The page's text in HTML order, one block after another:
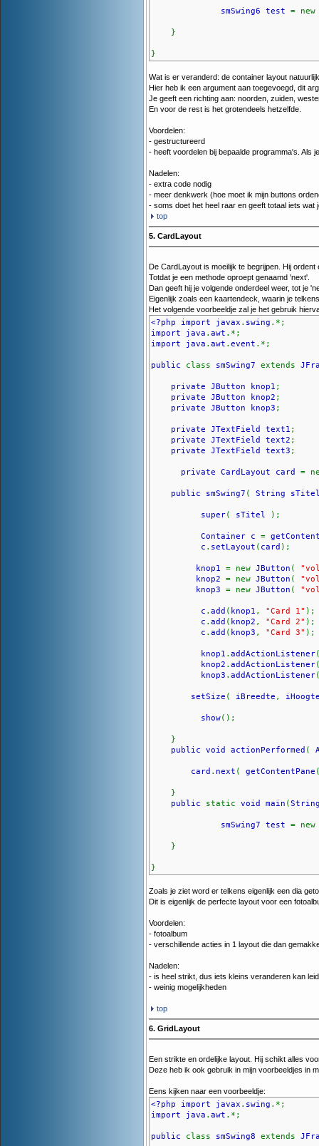
smSwing6 test =
}
}
Wat is er veranderd: de container layout
Hier heb ik een argument aan toegevoegd, dit
Je geeft een richting aan: noorden, zuiden,
En voor de rest is het grotendeels hetzelfde.
Voordelen:
- gestructureerd
- heeft voordelen bij bepaalde programma's. Als
Nadelen:
- extra code nodig
- meer denkwerk (hoe moet ik mijn buttons
- soms doet het heel raar en geeft totaal iets wat
top
5. CardLayout
De CardLayout is moeilijk te begrijpen. Hij
Totdat je een methode oproept genaamd 'next'.
Dan geeft hij je volgende onderdeel weer, tot je
Eigenlijk zoals een kaartendeck, waarin je
Het volgende voorbeeldje zal je het gebruik
<?php import javax . swing .*;
import java . awt .*;
import java . awt . event .*;
public class smSwing7 extends
private JButton knop1 ;
private JButton knop2 ;
private JButton knop3 ;
private JTextField text1 ;
private JTextField text2 ;
private JTextField text3 ;
private CardLayout card =
public smSwing7 ( String
super( sTitel );
Container c =
c . setLayout ( card );
knop1 = new JButton (
knop2 = new JButton (
knop3 = new JButton (
c . add ( knop1 , "Card 1" );
c . add ( knop2 , "Card 2" );
c . add ( knop3 , "Card 3" );
knop1 . addActionListener
knop2 . addActionListener
knop3 . addActionListener
setSize ( iBreedte ,
show();
}
public void actionPerformed (
card . next ( getContentPane
}
public static void main (
smSwing7 test =
}
}
Zoals je ziet word er telkens eigenlijk een dia
Dit is eigenlijk de perfecte layout voor een
Voordelen:
- fotoalbum
- verschillende acties in 1 layout die dan
Nadelen:
- is heel strikt, dus iets kleins veranderen kan
- weinig mogelijkheden
top
6. GridLayout
Een strikte en ordelijke layout. Hij schikt alles
Deze heb ik ook gebruik in mijn voorbeeldjes in
Eens kijken naar een voorbeeldje:
<?php import javax . swing .*;
import java . awt .*;
public class smSwing8 extends